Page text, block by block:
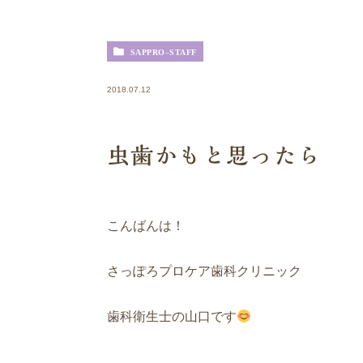
SAPPRO-STAFF
2018.07.12
虫歯かもと思ったら
こんばんは！
さっぽろプロケア歯科クリニック
歯科衛生士の山口です